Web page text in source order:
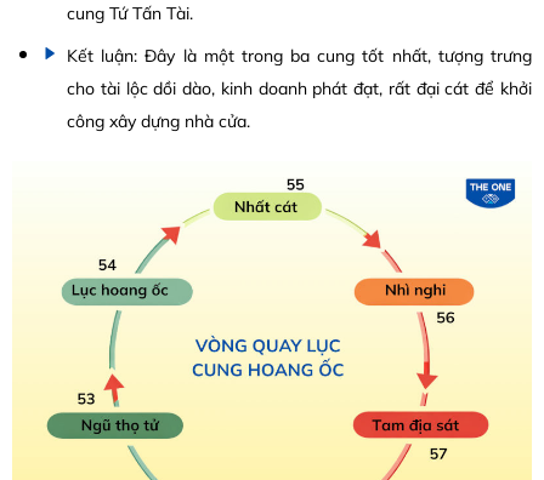
cung Tứ Tấn Tài.
Kết luận: Đây là một trong ba cung tốt nhất, tượng trưng
cho tài lộc dồi dào, kinh doanh phát đạt, rất đại cát để khởi
công xây dựng nhà cửa.